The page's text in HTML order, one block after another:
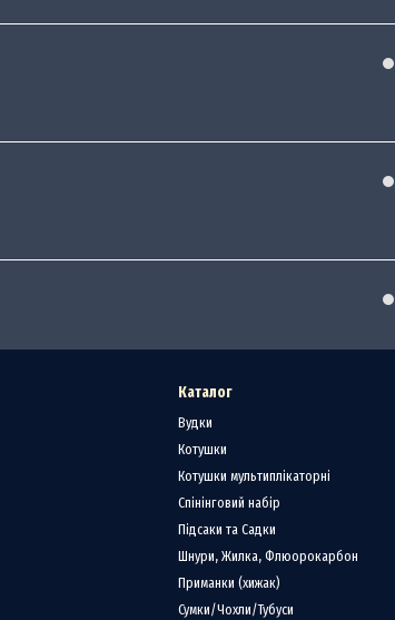
Каталог
Вудки
Котушки
Котушки мультиплікаторні
Спінінговий набір
Підсаки та Садки
Шнури, Жилка, Флюорокарбон
Приманки (хижак)
Сумки/Чохли/Тубуси